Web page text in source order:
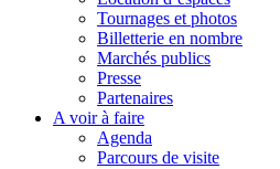
Tournages et photos
Billetterie en nombre
Marchés publics
Presse
Partenaires
A voir à faire
Agenda
Parcours de visite